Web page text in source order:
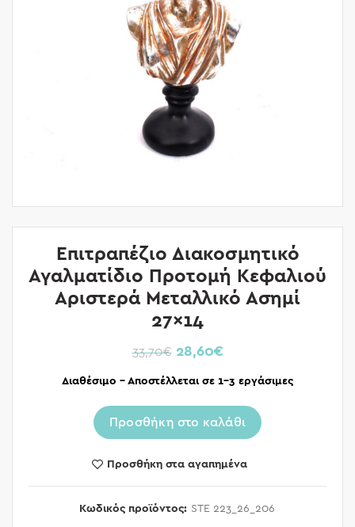
Επιτραπέζιο Διακοσμητικό
Αγαλματίδιο Προτομή Κεφαλιού
Αριστερά Μεταλλικό Ασημί
27×14
33,70€ 28,60€
Διαθέσιμο – Αποστέλλεται σε 1-3 εργάσιμες
Προσθήκη στο καλάθι
Προσθήκη στα αγαπημένα
Κωδικός προϊόντος: STE 223_26_206